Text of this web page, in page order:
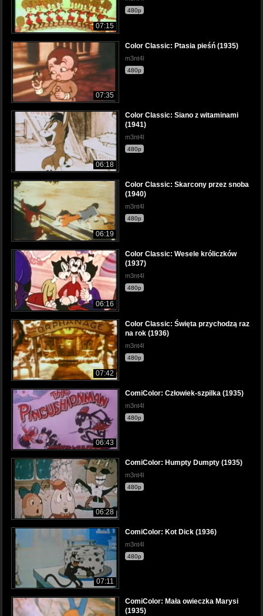
07:15
480p
07:35
Color Classic: Ptasia pieśń (1935)
m3nt4l
480p
06:18
Color Classic: Siano z witaminami
(1941)
m3nt4l
480p
06:19
Color Classic: Skarcony przez snoba
(1940)
m3nt4l
480p
06:16
Color Classic: Wesele króliczków
(1937)
m3nt4l
480p
07:42
Color Classic: Święta przychodzą raz
na rok (1936)
m3nt4l
480p
06:43
ComiColor: Człowiek-szpilka (1935)
m3nt4l
480p
06:28
ComiColor: Humpty Dumpty (1935)
m3nt4l
480p
07:11
ComiColor: Kot Dick (1936)
m3nt4l
480p
ComiColor: Mała owieczka Marysi
(1935)